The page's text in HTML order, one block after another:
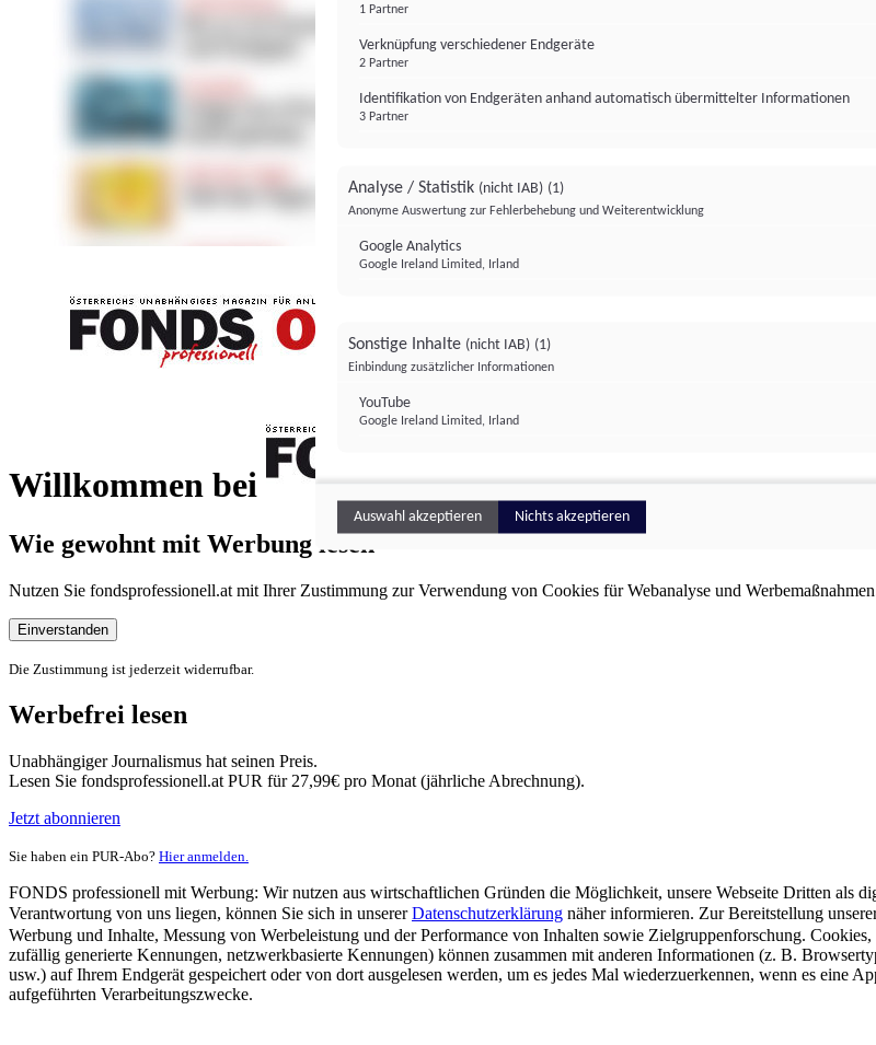
Willkommen bei
FONDS professionell
Wie gewohnt mit Werbung lesen
Nutzen Sie fondsprofessionell.at mit Ihrer Zustimmung zur Verwendung von Cookies für Webanalyse und
Einverstanden
Die Zustimmung ist jederzeit widerrufbar.
Werbefrei lesen
Unabhängiger Journalismus hat seinen Preis.
Lesen Sie fondsprofessionell.at PUR für 27,99€ pro Monat (jährliche Abrechnung).
Jetzt abonnieren
Sie haben ein PUR-Abo? Hier anmelden.
FONDS professionell mit Werbung: Wir nutzen aus wirtschaftlichen Gründen die Möglichkeit, unsere Webseite Dritten als
Verantwortung von uns liegen, können Sie sich in unsererDatenschutzerklärung näher informieren. Zur Bereitstellung
Werbung und Inhalte, Messung von Werbeleistung und der Performance von Inhalten sowie Zielgruppenforschung.
zufällig generierte Kennungen, netzwerkbasierte Kennungen) können zusammen mit anderen Informationen (z. B.
usw.) auf Ihrem Endgerät gespeichert oder von dort ausgelesen werden, um es jedes Mal wiederzuerkennen, wenn es eine
aufgeführten Verarbeitungszwecke.
1 Partner
Verknüpfung verschiedener Endgeräte
2 Partner
Identifikation von Endgeräten anhand automatisch übermittelter Informationen
3 Partner
Analyse / Statistik (nicht IAB) (1)
Anonyme Auswertung zur Fehlerbehebung und Weiterentwicklung
Google Analytics
Google Ireland Limited, Irland
Sonstige Inhalte (nicht IAB) (1)
Einbindung zusätzlicher Informationen
YouTube
Google Ireland Limited, Irland
Auswahl akzeptieren Nichts akzeptieren